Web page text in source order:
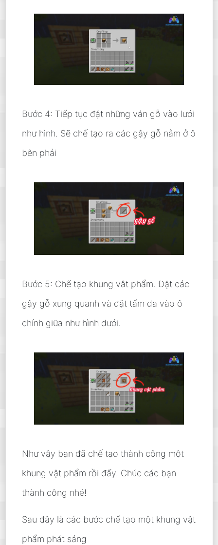
Bước 4: Tiếp tục đặt những ván gỗ vào lưới
như hình. Sẽ chế tạo ra các gậy gỗ nằm ở ô
bên phải
Bước 5: Chế tạo khung vât phẩm. Đặt các
gậy gỗ xung quanh và đặt tấm da vào ô
chính giữa như hình dưới.
Như vậy bạn đã chế tạo thành công một
khung vật phẩm rồi đấy. Chúc các bạn
thành công nhé!
Sau đây là các bước chế tạo một khung vật
phẩm phát sáng